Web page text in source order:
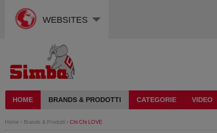
WEBSITES
HOME BRANDS & PRODOTTI CATEGORIE VIDEO
Home › Brands & Prodotti › Chi Chi LOVE